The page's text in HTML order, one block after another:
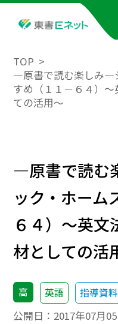
TOP
―原書で読む楽しみ―
すめ（１１－６４）
ての活用～
―原書で読む
ック・ホーム
６４）～英文
材としての活
高 英語 指導資料
公開日： 2017年07月